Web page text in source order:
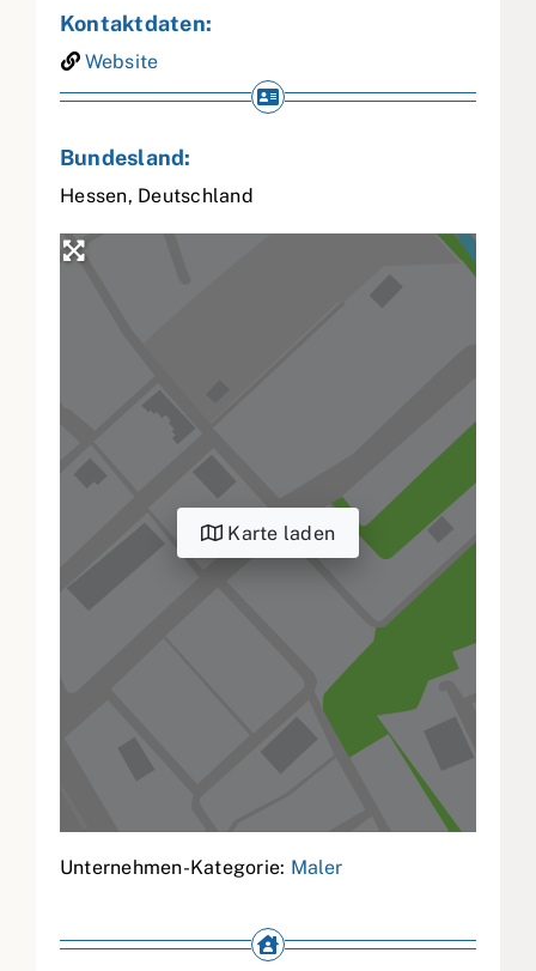
Kontaktdaten:
Website
Bundesland:
Hessen, Deutschland
Karte laden
Unternehmen-Kategorie: Maler